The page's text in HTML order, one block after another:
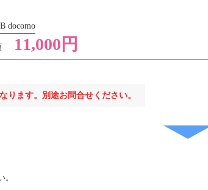
・iPad Air4
・iPad Air5
・iPad Pro 10.5
・iPad Pro 13 第1世代
docomo
11,000円
ります。別途お問合せください。